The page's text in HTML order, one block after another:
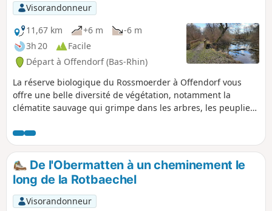
Visorandonneur
11,67 km
+6 m
-6 m
3h 20
Facile
Départ à Offendorf (Bas-Rhin)
La réserve biologique du Rossmoerder à Offendorf vous
offre une belle diversité de végétation, notamment la
clématite sauvage qui grimpe dans les arbres, les peupliers
cygnes, hérons, aigrettes, ragondins, etc.
De l'Obermatten à un cheminement le
long de la Rotbaechel
Visorandonneur